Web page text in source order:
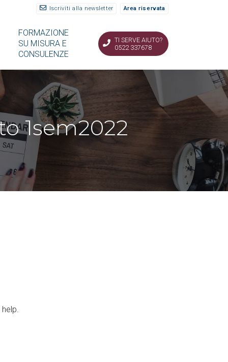
Iscriviti alla newsletter Area riservata
FORMAZIONE
SU MISURA E
CONSULENZE
TI SERVE AIUTO?
0522 337678
1sem2022